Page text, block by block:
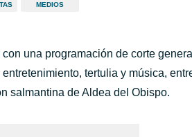
de baile disco legendarias ABBA,
RADIO ALDEA O ALDEA RADIO
Pronuncias Mi Nombre
MEDIOS
con una programación de corte
entretenimiento, tertulia y música,
salmantina de Aldea del Obispo.